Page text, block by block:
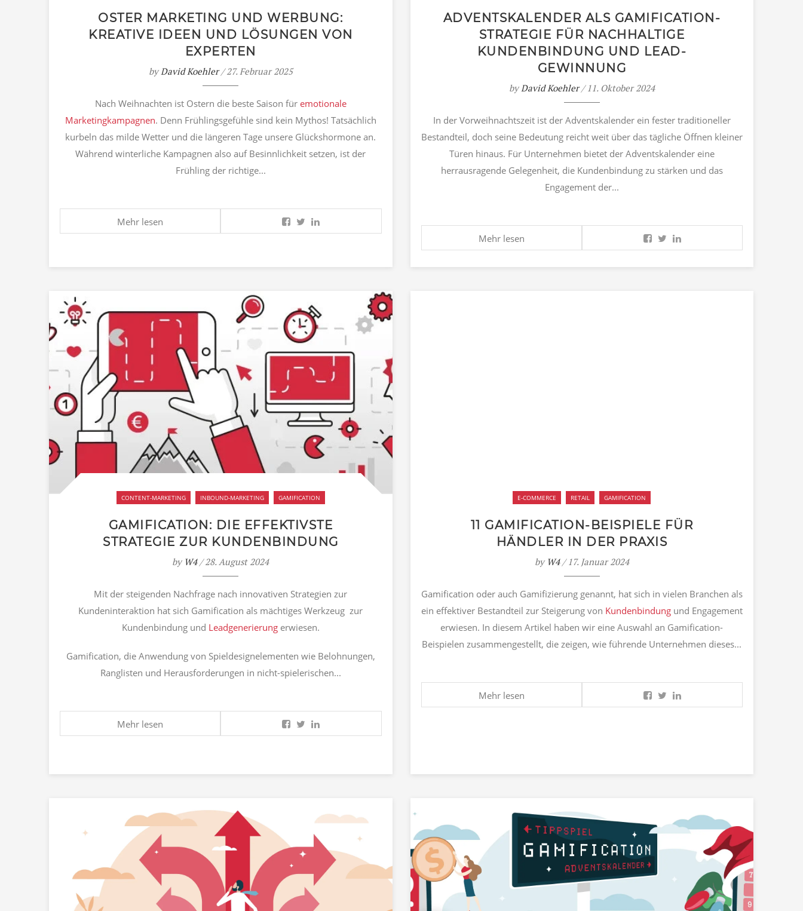
OSTER MARKETING UND WERBUNG:
KREATIVE IDEEN UND LÖSUNGEN VON
EXPERTEN
byDavid Koehler/ 27. Februar 2025
Nach Weihnachten ist Ostern die beste Saison für emotionale
Marketingkampagnen. Denn Frühlingsgefühle sind kein Mythos! Tatsächlich
kurbeln das milde Wetter und die längeren Tage unsere Glückshormone an.
Während winterliche Kampagnen also auf Besinnlichkeit setzen, ist der
Frühling der richtige...
Mehr lesen
ADVENTSKALENDER ALS GAMIFICATION-
STRATEGIE FÜR NACHHALTIGE
KUNDENBINDUNG UND LEAD-
GEWINNUNG
byDavid Koehler/ 11. Oktober 2024
In der Vorweihnachtszeit ist der Adventskalender ein fester traditioneller
Bestandteil, doch seine Bedeutung reicht weit über das tägliche Öffnen kleiner
Türen hinaus. Für Unternehmen bietet der Adventskalender eine
herrausragende Gelegenheit, die Kundenbindung zu stärken und das
Engagement der...
Mehr lesen
CONTENT-MARKETING INBOUND-MARKETING GAMIFICATION
GAMIFICATION: DIE EFFEKTIVSTE
STRATEGIE ZUR KUNDENBINDUNG
by W4/ 28. August 2024
Mit der steigenden Nachfrage nach innovativen Strategien zur
Kundeninteraktion hat sich Gamification als mächtiges Werkzeug zur
Kundenbindung und Leadgenerierungerwiesen.
Gamification, die Anwendung von Spieldesignelementen wie Belohnungen,
Ranglisten und Herausforderungen in nicht-spielerischen...
Mehr lesen
E-COMMERCE RETAIL GAMIFICATION
11 GAMIFICATION-BEISPIELE FÜR
HÄNDLER IN DER PRAXIS
by W4/ 17. Januar 2024
Gamification oder auch Gamifizierung genannt, hat sich in vielen Branchen als
ein effektiver Bestandteil zur Steigerung von Kundenbindungund Engagement
erwiesen. In diesem Artikel haben wir eine Auswahl an Gamification-
Beispielen zusammengestellt, die zeigen, wie führende Unternehmen dieses...
Mehr lesen